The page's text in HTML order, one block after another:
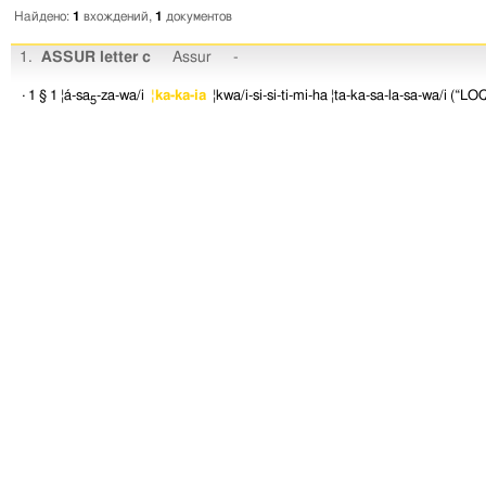
Найдено: 1 вхождений, 1 документов
1. ASSUR letter c Assur -
· 1 § 1 ¦á-sa5-za-wa/i ¦ka-ka-ia ¦kwa/i-si-si-ti-mi-ha ¦ta-ka-sa-la-sa-wa/i